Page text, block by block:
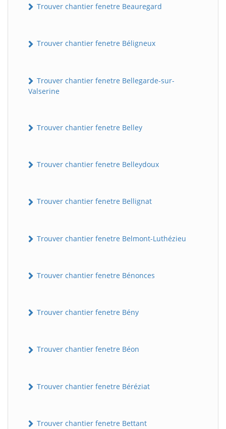
Trouver chantier fenetre Beauregard
Trouver chantier fenetre Béligneux
Trouver chantier fenetre Bellegarde-sur-
Valserine
Trouver chantier fenetre Belley
Trouver chantier fenetre Belleydoux
Trouver chantier fenetre Bellignat
Trouver chantier fenetre Belmont-Luthézieu
Trouver chantier fenetre Bénonces
Trouver chantier fenetre Bény
Trouver chantier fenetre Béon
Trouver chantier fenetre Béréziat
Trouver chantier fenetre Bettant